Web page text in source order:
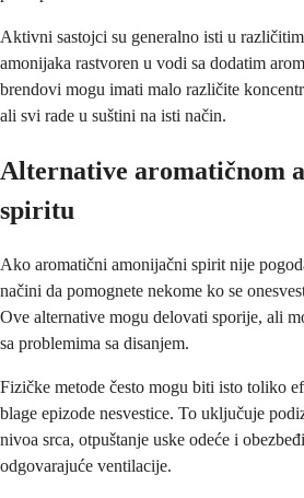
Aktivni sastojci su generalno isti u
amonijaka rastvoren u vodi sa dodatim
brendovi mogu imati malo različite
ali svi rade u suštini na isti način.
Alternative aromatičnom
spiritu
Ako aromatični amonijačni spirit nije
načini da pomognete nekome ko se
Ove alternative mogu delovati sporije, ali
sa problemima sa disanjem.
Fizičke metode često mogu biti isto toliko
blage epizode nesvestice. To uključuje
nivoa srca, otpuštanje uske odeće i
odgovarajuće ventilacije.